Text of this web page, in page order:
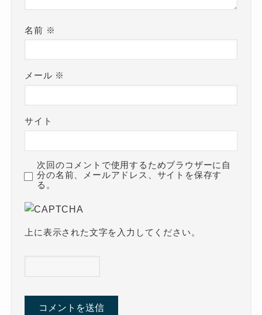
名前 ※
メール ※
サイト
次回のコメントで使用するためブラウザーに自
分の名前、メールアドレス、サイトを保存す
る。
上に表示された文字を入力してください。